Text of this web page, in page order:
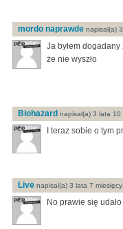
mordo naprawde napisal(a)
Ja byłem
że nie wyszło
Biohazard napisal(a) 3 lata 10
I teraz sobie o tym
Live napisal(a) 3 lata 7
No prawie się